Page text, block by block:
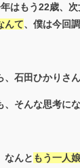
はもう22歳、
んて、僕は今回
石田ひかりさ
、そんな思考に
なんと もう一人